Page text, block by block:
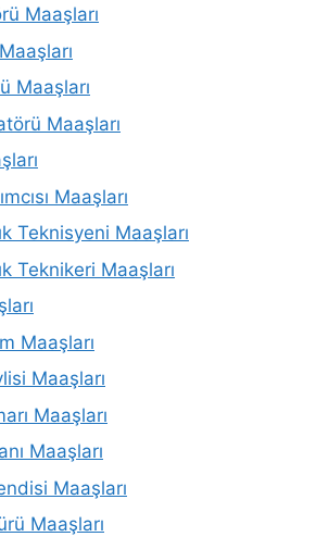
Maaşları
Maaşları
Maaşları
Maaşları
Teknisyeni Maaşları
Teknikeri Maaşları
Maaşları
Maaşları
Maaşları
Maaşları
Maaşları
Maaşları